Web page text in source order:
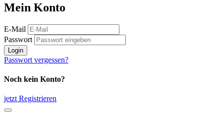
Mein Konto
E-Mail
Passwort
Login
Passwort vergessen?
Noch kein Konto?
jetzt Registrieren